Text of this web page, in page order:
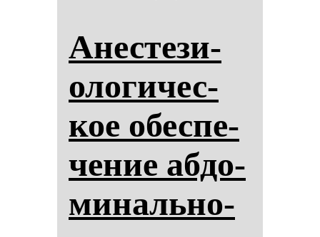
Анес­те­зи­
оло­ги­чес­
кое обес­пе­
че­ние аб­до­
ми­наль­но­